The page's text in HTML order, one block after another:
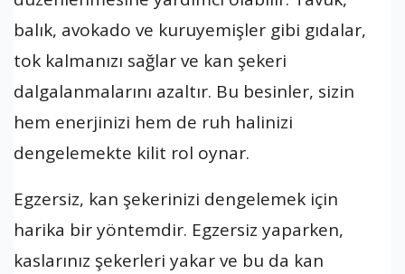
balık, avokado ve kuruyemişler gibi gıdalar,
tok kalmanızı sağlar ve kan şekeri
dalgalanmalarını azaltır. Bu besinler, sizin
hem enerjinizi hem de ruh halinizi
dengelemekte kilit rol oynar.
Egzersiz, kan şekerinizi dengelemek için
harika bir yöntemdir. Egzersiz yaparken,
kaslarınız şekerleri yakar ve bu da kan